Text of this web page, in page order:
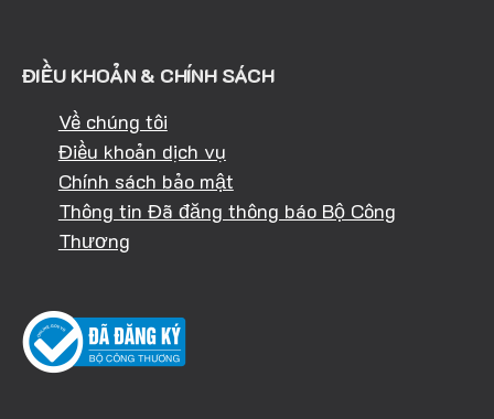
ĐIỀU KHOẢN & CHÍNH SÁCH
Về chúng tôi
Điều khoản dịch vụ
Chính sách bảo mật
Thông tin Đã đăng thông báo Bộ Công
Thương